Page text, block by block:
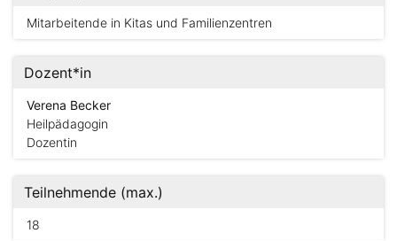
Mitarbeitende in Kitas und Familienzentren
Dozent*in
Verena Becker
Heilpädagogin
Dozentin
Teilnehmende (max.)
18